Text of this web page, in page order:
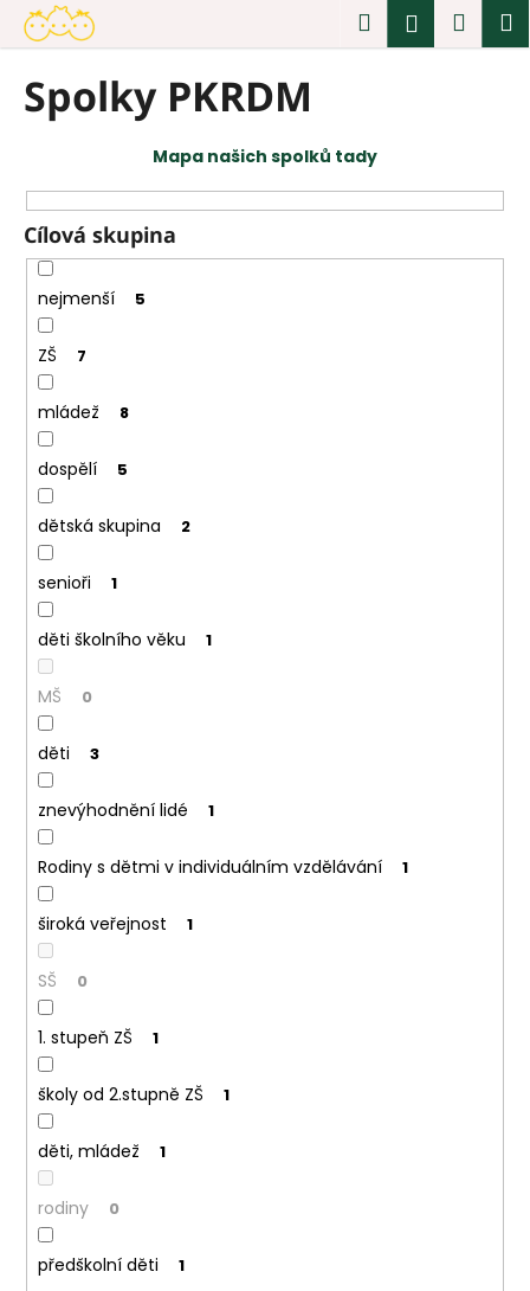
Přejít
obsah
Hledat
Spolky PKRDM
Mapa našich spolků tady
Cílová skupina
nejmenší 5
ZŠ 7
mládež 8
dospělí 5
dětská skupina 2
senioři 1
děti školního věku 1
MŠ 0
děti 3
znevýhodnění lidé 1
Rodiny s dětmi v individuálním vzdělávání 1
široká veřejnost 1
SŠ 0
1. stupeň ZŠ 1
školy od 2.stupně ZŠ 1
děti, mládež 1
rodiny 0
předškolní děti 1
o
C
o
t
ř
e
b
u
e
e
n
a
D
p
u
u
m